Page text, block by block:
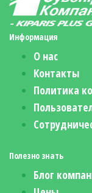
Информация
О нас
Контакты
Политика
Полезно знать
Блог